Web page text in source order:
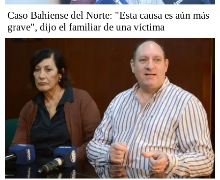
Caso Bahiense del Norte: "Esta causa es aún más
grave", dijo el familiar de una víctima